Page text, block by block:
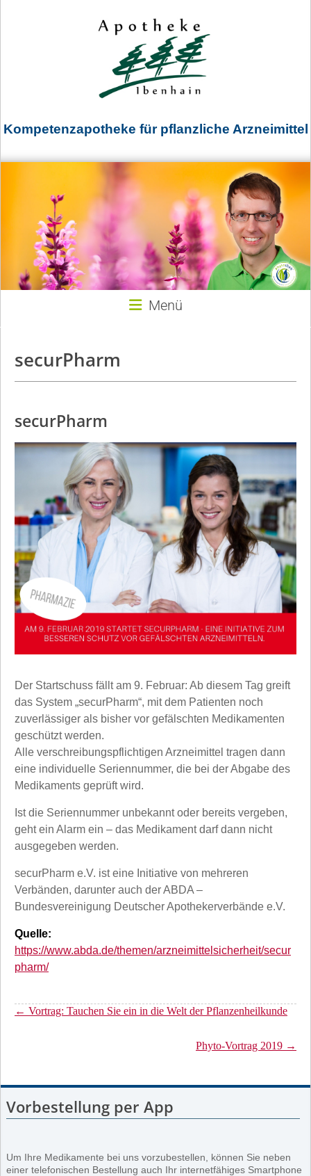
Kompetenzapotheke für pflanzliche Arzneimittel
Menü
securPharm
securPharm
Der Startschuss fällt am 9. Februar: Ab diesem Tag greift
das System „securPharm“, mit dem Patienten noch
zuverlässiger als bisher vor gefälschten Medikamenten
geschützt werden.
Alle verschreibungspflichtigen Arzneimittel tragen dann
eine individuelle Seriennummer, die bei der Abgabe des
Medikaments geprüft wird.
Ist die Seriennummer unbekannt oder bereits vergeben,
geht ein Alarm ein – das Medikament darf dann nicht
ausgegeben werden.
securPharm e.V. ist eine Initiative von mehreren
Verbänden, darunter auch der ABDA –
Bundesvereinigung Deutscher Apothekerverbände e.V.
Quelle:
https://www.abda.de/themen/arzneimittelsicherheit/secur
pharm/
← Vortrag: Tauchen Sie ein in die Welt der Pflanzenheilkunde
Phyto-Vortrag 2019 →
Vorbestellung per App
Um Ihre Medikamente bei uns vorzubestellen, können Sie neben
einer telefonischen Bestellung auch Ihr internetfähiges Smartphone